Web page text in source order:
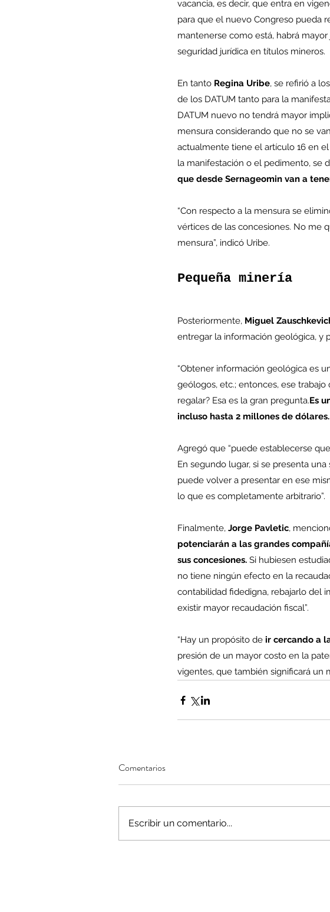
Our Recent Posts
Minería del cobre enfrenta
operaciones avanzan en
inversión y eficiencia
vacancia, es decir, que entra en
para que el nuevo Congreso pueda
mantenerse como está, habrá
seguridad jurídica en títulos mineros.
En tanto Regina Uribe, se refirió a
de los DATUM tanto para la
DATUM nuevo no tendrá mayor
mensura considerando que no se
actualmente tiene el artículo 16 en
la manifestación o el pedimento, se
que desde Sernageomin van a
“Con respecto a la mensura se
vértices de las concesiones. No me
mensura”, indicó Uribe.
Pequeña minería
Posteriormente, Miguel
entregar la información geológica, y
“Obtener información geológica es
geólogos, etc.; entonces, ese
regalar? Esa es la gran pregunta.Es
incluso hasta 2 millones de
Agregó que “puede establecerse
En segundo lugar, si se presenta
puede volver a presentar en ese
lo que es completamente arbitrario”.
Finalmente, Jorge Pavletic,
potenciarán a las grandes
sus concesiones. Si hubiesen
no tiene ningún efecto en la
contabilidad fidedigna, rebajarlo del
existir mayor recaudación fiscal”.
“Hay un propósito de ir cercando a
presión de un mayor costo en la
vigentes, que también significará un
Comentarios
Escribir un comentario...